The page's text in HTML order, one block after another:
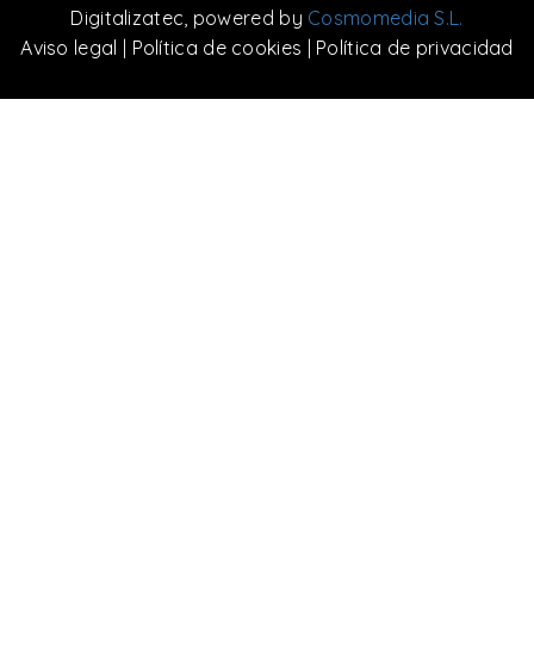
Digitalizatec, powered by Cosmomedia S.L.
Aviso legal
Política de cookies Política de privacidad